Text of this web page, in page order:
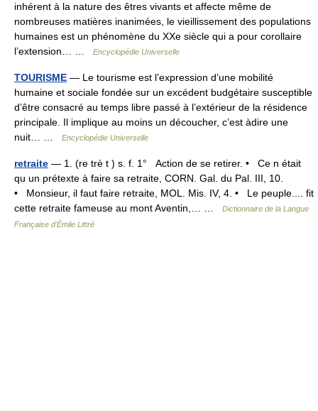
inhérent à la nature des êtres vivants et affecte même de
nombreuses matières inanimées, le vieillissement des populations
humaines est un phénomène du XXe siècle qui a pour corollaire
l’extension… …
Encyclopédie Universelle
TOURISME — Le tourisme est l’expression d’une mobilité
humaine et sociale fondée sur un excédent budgétaire susceptible
d’être consacré au temps libre passé à l’extérieur de la résidence
principale. Il implique au moins un découcher, c’est àdire une
nuit… …
Encyclopédie Universelle
retraite — 1. (re trè t ) s. f. 1° Action de se retirer. • Ce n était
qu un prétexte à faire sa retraite, CORN. Gal. du Pal. III, 10.
• Monsieur, il faut faire retraite, MOL. Mis. IV, 4. • Le peuple.... fit
cette retraite fameuse au mont Aventin,… …
Dictionnaire de la Langue
Française d'Émile Littré